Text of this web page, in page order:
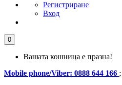
Регистриране
Вход
0
Вашата кошница е празна!
Mobile phone/Viber: 0888 644 166 ;